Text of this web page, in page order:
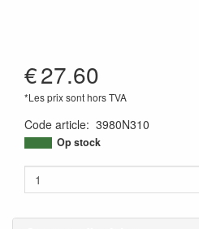
€27.60
*Les prix sont hors TVA
Code article: 3980N310
Op stock